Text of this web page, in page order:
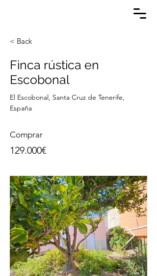
< Back
Finca rústica en
Escobonal
El Escobonal, Santa Cruz de Tenerife,
España
Comprar
129.000€